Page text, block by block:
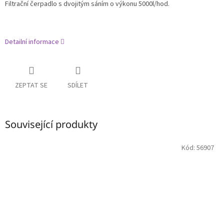
Filtrační čerpadlo s dvojitým sáním o výkonu 5000l/hod.
Detailní informace
ZEPTAT SE SDÍLET
Související produkty
Kód: 56907